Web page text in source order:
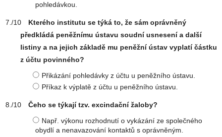
pohledávkou.
Kterého institutu se týká to, že sám oprávněný
předkládá peněžnímu ústavu soudní usnesení a další
listiny a na jejich základě mu peněžní ústav vyplatí částku
z účtu povinného?
Přikázání pohledávky z účtu u peněžního ústavu.
Příkaz k výplatě z účtu u peněžního ústavu.
Čeho se týkají tzv. excindační žaloby?
Např. výkonu rozhodnutí o vykázání ze společného
obydlí a nenavazování kontaktů s oprávněným.